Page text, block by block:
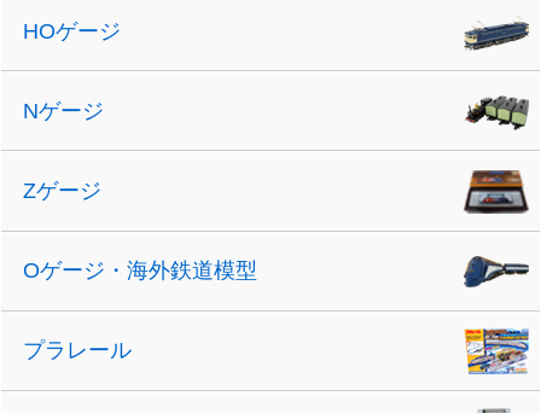
HOゲージ
Nゲージ
Zゲージ
Oゲージ・海外鉄道模型
プラレール